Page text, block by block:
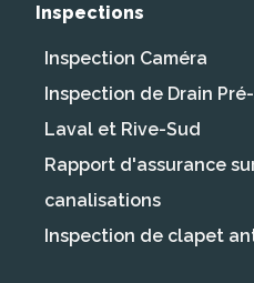
Inspections
Inspection Caméra
Inspection de Drain
Laval et Rive-Sud
Rapport d'assurance
canalisations
Inspection de clapet